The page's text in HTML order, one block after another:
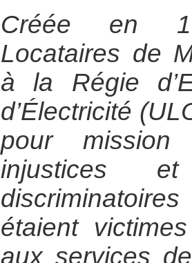
Créée en
Locataires de
à la Régie
d’Électricité
pour
injustices
étaient
aux services